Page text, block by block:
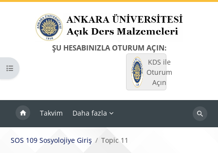
ŞU HESABINIZLA OTURUM AÇIN:
KDS ile
Oturum
Açın
Takvim Daha fazla
Dersleri
Kurs dizinini aç
SOS 109 Sosyolojiye Giriş Topic 11